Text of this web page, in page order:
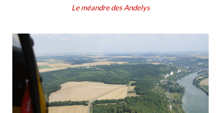
Le méandre des Andelys